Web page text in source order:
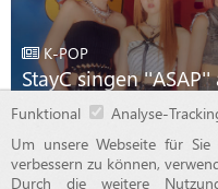
Funktional
Analyse-
Um unsere Webseite für
verbessern zu können,
Durch die weitere
K-POP
StayC singen
''Staydom''